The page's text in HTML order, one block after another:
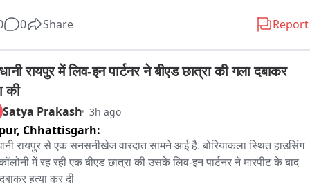
गुणवत्तापूर्ण भोजन मिलना उसका संवैधानिक और कानूनी अधिकार है। उन्होंने
नहीं जाएगा। वहीं ईमानदार उद्योगों को संरक्षण देते हुए मिलावटी और असुरक्षित
पदार्थों के खिलाफ जीरो टॉलरेंस की नीति अपनाई जाएगी। सुरक्षित भोजन
करना केवल कानून लागू करना नहीं, बल्कि समाज के प्रति सरकार की
और संवैधानिक जिम्मेदारी भी है।
નથી
જથ્થો ભરીને જતા 트્રકમાં લાગી હતી વહેલી સવારે આગ
સાડા સાત વાગ્યાથી આગ ને કાબુમાં લેવા માટે બે ફાયર ફાયરટર કરી
છીંયા પાણીનો મારો
ટ્રકમાં લાગેલી આગ સો ટકા કાબુમાં આવી નથી, પાણીનો મારો
0 Share Report
रायपुर में लिव-इन पार्टनर ने बीएड छात्रा की गला दबाकर
की
Satya Prakash 3h ago
Chhattisgarh:
रायपुर से एक सनसनीखेज वारदात सामने आई है. बोरियाकला स्थित हाउसिंग
कॉलोनी में रह रही एक बीएड छात्रा की उसके लिव-इन पार्टनर ने मारपीट के बाद
हत्या कर दी